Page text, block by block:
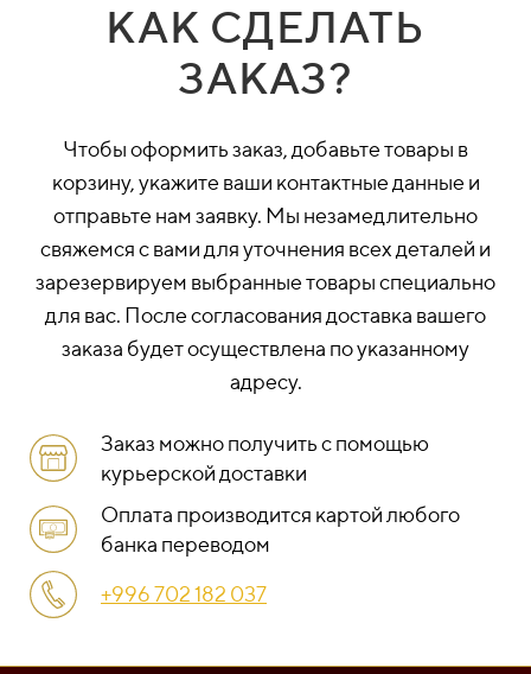
КАК СДЕЛАТЬ
ЗАКАЗ?
Чтобы оформить заказ, добавьте товары в
корзину, укажите ваши контактные данные и
отправьте нам заявку. Мы незамедлительно
свяжемся с вами для уточнения всех деталей и
зарезервируем выбранные товары специально
для вас. После согласования доставка вашего
заказа будет осуществлена по указанному
адресу.
Заказ можно получить с помощью
курьерской доставки
Оплата производится картой любого
банка переводом
+996 702 182 037